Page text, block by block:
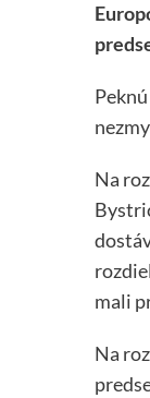
Na
mali
Na